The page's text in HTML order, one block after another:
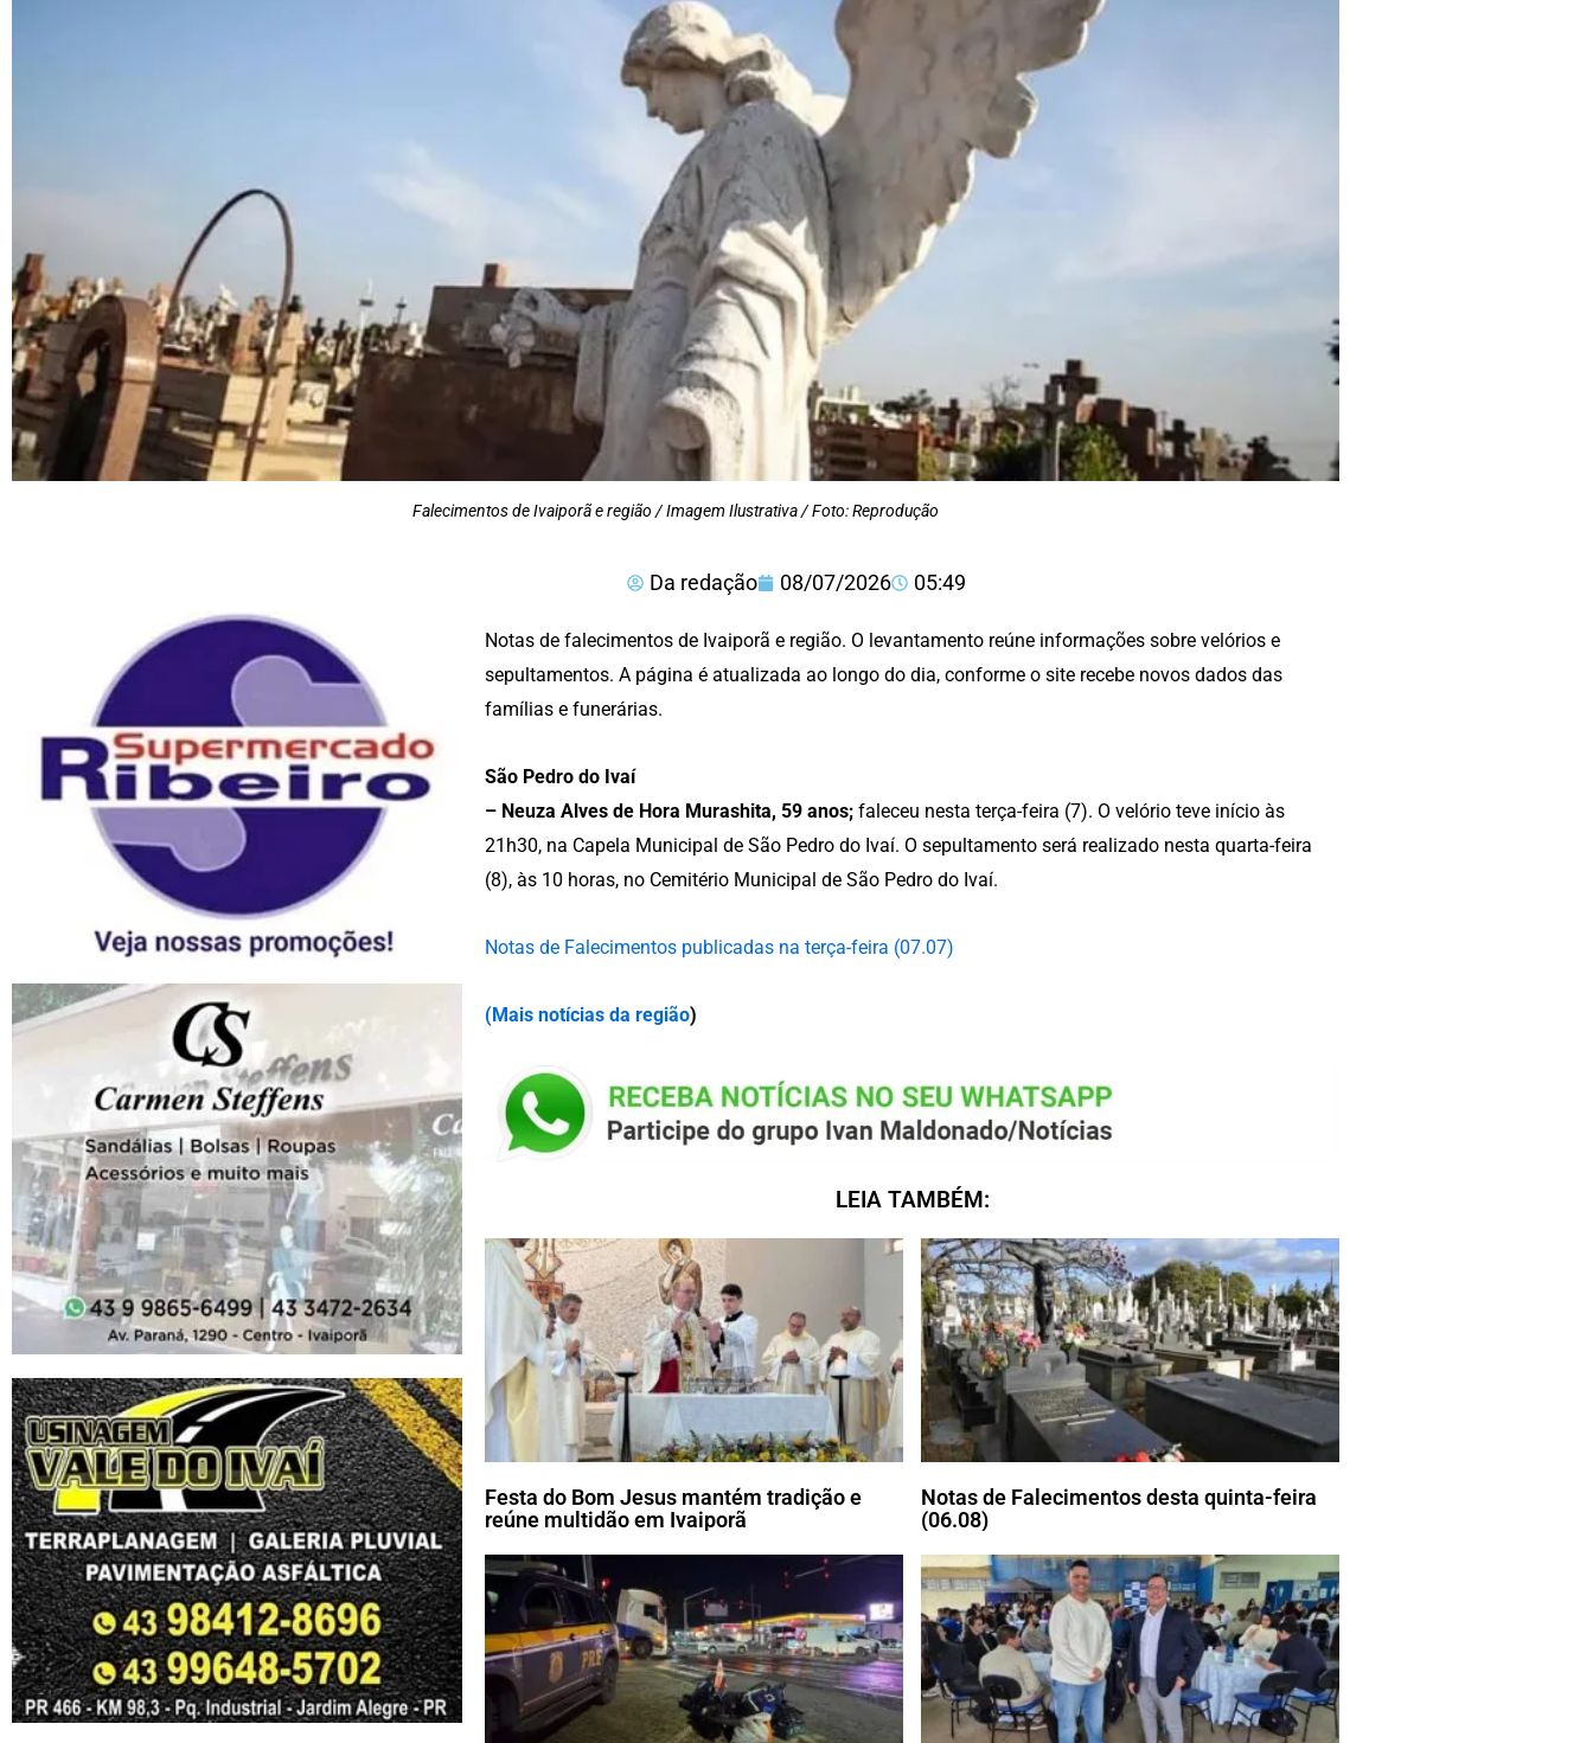
Falecimentos de Ivaiporã e região / Imagem Ilustrativa / Foto: Reprodução
Da redação 08/07/2026 05:49
Notas de falecimentos de Ivaiporã e região. O levantamento reúne informações sobre velórios e
sepultamentos. A página é atualizada ao longo do dia, conforme o site recebe novos dados das
famílias e funerárias.
São Pedro do Ivaí
– Neuza Alves de Hora Murashita, 59 anos; faleceu nesta terça-feira (7). O velório teve início às
21h30, na Capela Municipal de São Pedro do Ivaí. O sepultamento será realizado nesta quarta-feira
(8), às 10 horas, no Cemitério Municipal de São Pedro do Ivaí.
Notas de Falecimentos publicadas na terça-feira (07.07)
(Mais notícias da região)
LEIA TAMBÉM:
Festa do Bom Jesus mantém tradição e
reúne multidão em Ivaiporã
Notas de Falecimentos desta quinta-feira
(06.08)